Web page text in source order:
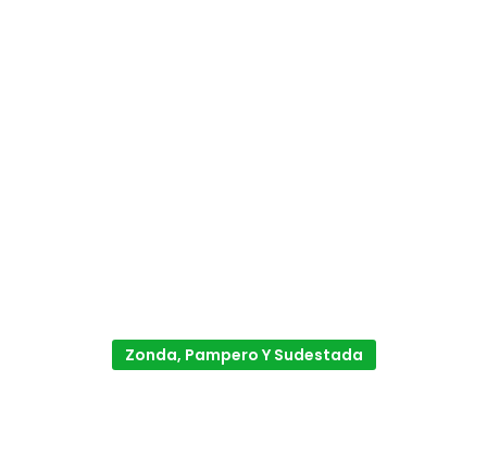
Zonda, Pampero Y Sudestada